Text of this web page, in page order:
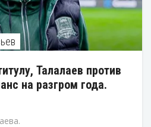
Талалаев против
на разгром года.